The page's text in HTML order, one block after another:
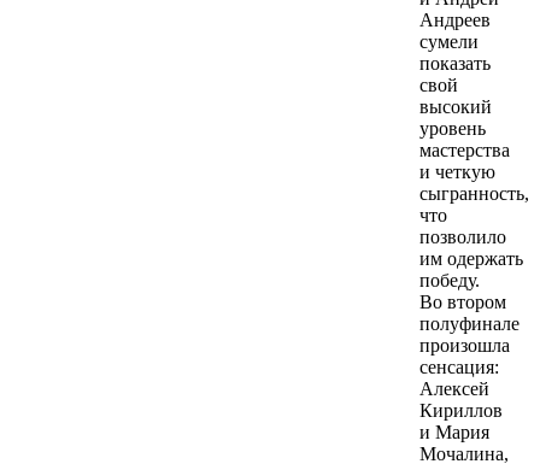
Андреев
сумели
показать
свой
высокий
уровень
мастерства
и четкую
сыгранность,
что
позволило
им одержать
победу.
Во втором
полуфинале
произошла
сенсация:
Алексей
Кириллов
и Мария
Мочалина,